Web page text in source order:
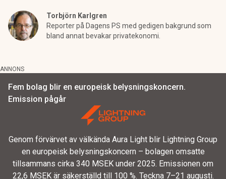
Torbjörn Karlgren
Reporter på Dagens PS med gedigen bakgrund som
bland annat bevakar privatekonomi.
ANNONS
Fem bolag blir en europeisk belysningskoncern.
Emission pågår
Genom förvärvet av välkända Aura Light blir Lightning Group
en europeisk belysningskoncern – bolagen omsatte
tillsammans cirka 340 MSEK under 2025. Emissionen om
22,6 MSEK är säkerställd till 100 %. Teckna 7–21 augusti.